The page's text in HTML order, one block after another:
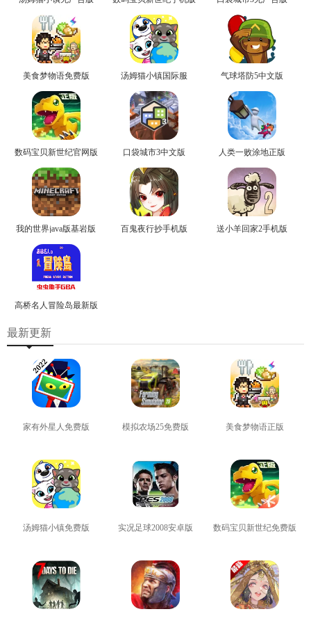
美食梦物语免费版 汤姆猫小镇国际服 气球塔防5中文版
数码宝贝新世纪官网版 口袋城市3中文版 人类一败涂地正版
我的世界java版基岩版 百鬼夜行抄手机版 送小羊回家2手机版
高桥名人冒险岛最新版
最新更新
家有外星人免费版 模拟农场25免费版 美食梦物语正版
汤姆猫小镇免费版 实况足球2008安卓版 数码宝贝新世纪免费版